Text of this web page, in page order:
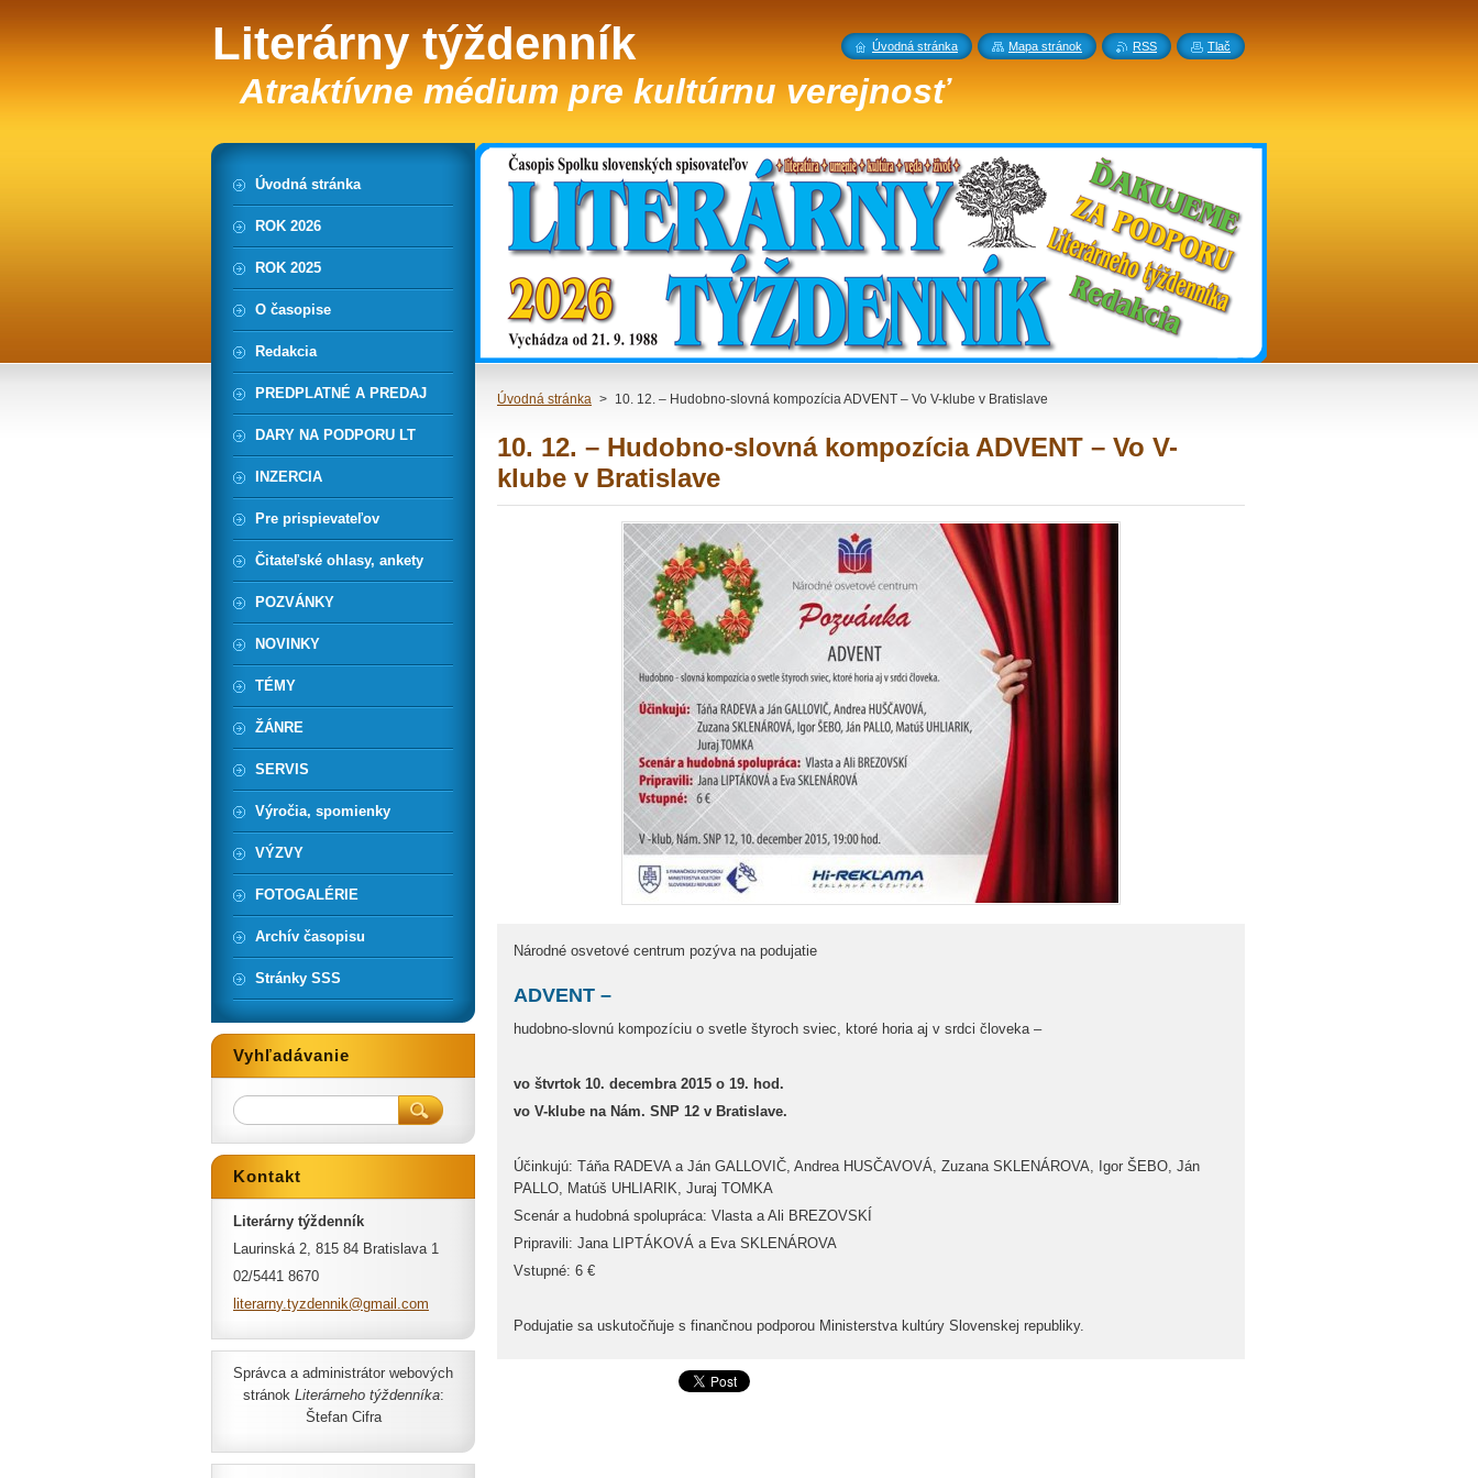
Literárny týždenník
Atraktívne médium pre kultúrnu verejnosť
Úvodná stránka > 10. 12. – Hudobno-slovná kompozícia ADVENT – Vo V-klube v Bratislave
10. 12. – Hudobno-slovná kompozícia ADVENT – Vo V-
klube v Bratislave
Národné osvetové centrum pozýva na podujatie
ADVENT –
hudobno-slovnú kompozíciu o svetle štyroch sviec, ktoré horia aj v srdci človeka –
vo štvrtok 10. decembra 2015 o 19. hod.
vo V-klube na Nám. SNP 12 v Bratislave.
Účinkujú: Táňa RADEVA a Ján GALLOVIČ, Andrea HUSČAVOVÁ, Zuzana SKLENÁROVA, Igor ŠEBO, Ján
PALLO, Matúš UHLIARIK, Juraj TOMKA
Scenár a hudobná spolupráca: Vlasta a Ali BREZOVSKÍ
Pripravili: Jana LIPTÁKOVÁ a Eva SKLENÁROVA
Vstupné: 6 €
Podujatie sa uskutočňuje s finančnou podporou Ministerstva kultúry Slovenskej republiky.
Úvodná stránka
ROK 2026
ROK 2025
O časopise
Redakcia
PREDPLATNÉ A PREDAJ
DARY NA PODPORU LT
INZERCIA
Pre prispievateľov
Čitateľské ohlasy, ankety
POZVÁNKY
NOVINKY
TÉMY
ŽÁNRE
SERVIS
Výročia, spomienky
VÝZVY
FOTOGALÉRIE
Archív časopisu
Stránky SSS
Vyhľadávanie
Kontakt
Literárny týždenník
Laurinská 2, 815 84 Bratislava 1
02/5441 8670
literarny.tyzdennik@gmai l.com
Správca a administrátor webových
stránok Literárneho týždenníka:
Štefan Cifra
Úvodná stránka Mapa stránok RSS Tlač